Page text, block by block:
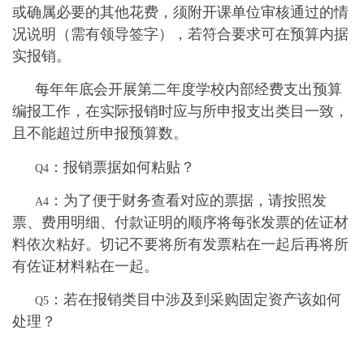
或确属必要的其他花费，须附开课单位审核通过的情
况说明（需有领导签字），若符合要求可在预算内据
实报销。
每年年底会开展第二年度学校内部经费支出预算
编报工作，在实际报销时应与所申报支出类目一致，
且不能超过所申报预算数。
Q4 ：报销票据如何粘贴？
A4 ：为了便于财务查看对应的票据，请按照发
票、费用明细、付款证明的顺序将每张发票的佐证材
料依次粘好。切记不要将所有发票粘在一起后再将所
有佐证材料粘在一起。
Q5 ：若在报销类目中涉及到采购固定资产该如何
处理？